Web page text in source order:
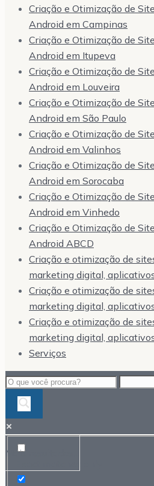
Criação e Otimização de
Android em Campinas
Criação e Otimização de
Android em Itupeva
Criação e Otimização de
Android em Louveira
Criação e Otimização de
Android em São Paulo
Criação e Otimização de
Android em Valinhos
Criação e Otimização de
Android em Sorocaba
Criação e Otimização de
Android em Vinhedo
Criação e Otimização de
Android ABCD
Criação e otimização de
marketing digital,
Criação e otimização de
marketing digital,
Criação e otimização de
marketing digital,
Serviços
Mais resultados...